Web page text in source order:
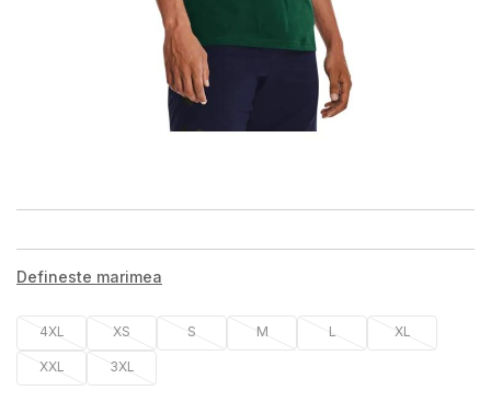
Defineste marimea
4XL XS S M L XL
XXL 3XL